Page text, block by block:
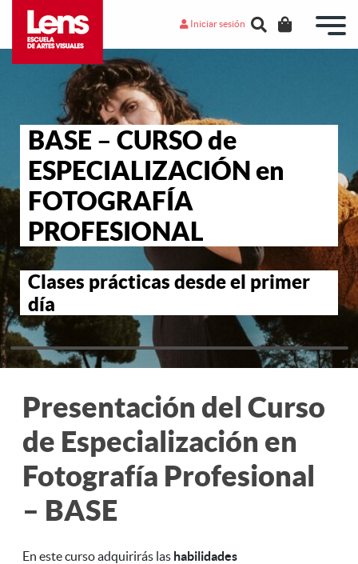
Iniciar sesión
BASE – CURSO de
ESPECIALIZACIÓN en
FOTOGRAFÍA
PROFESIONAL
Clases prácticas desde el primer
día
Presentación del Curso
de Especialización en
Fotografía Profesional
– BASE
En este curso adquirirás las habilidades